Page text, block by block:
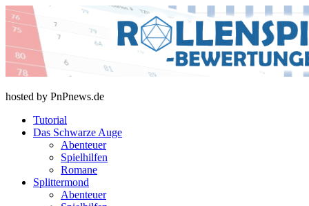
Skip
to
content
rollenspiel-bewertungen.de
hosted by PnPnews.de
Tutorial
Das Schwarze Auge
Abenteuer
Spielhilfen
Romane
Splittermond
Abenteuer